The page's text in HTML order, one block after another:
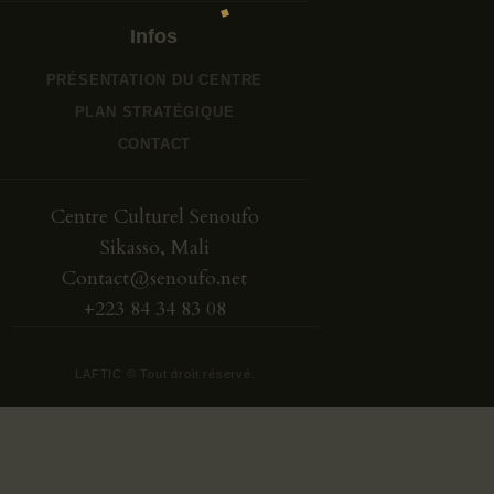
FAQSInfos
PRÉSENTATION DU CENTRE
PLAN STRATÉGIQUE
CONTACT
Centre Culturel Senoufo
Sikasso, Mali
Contact@senoufo.net
+223 84 34 83 08
LAFTIC © Tout droit réservé.